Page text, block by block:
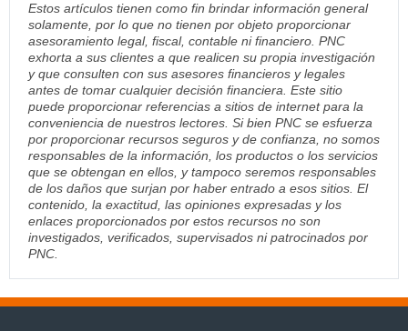
Estos artículos tienen como fin brindar información general
solamente, por lo que no tienen por objeto proporcionar
asesoramiento legal, fiscal, contable ni financiero. PNC
exhorta a sus clientes a que realicen su propia investigación
y que consulten con sus asesores financieros y legales
antes de tomar cualquier decisión financiera. Este sitio
puede proporcionar referencias a sitios de internet para la
conveniencia de nuestros lectores. Si bien PNC se esfuerza
por proporcionar recursos seguros y de confianza, no somos
responsables de la información, los productos o los servicios
que se obtengan en ellos, y tampoco seremos responsables
de los daños que surjan por haber entrado a esos sitios. El
contenido, la exactitud, las opiniones expresadas y los
enlaces proporcionados por estos recursos no son
investigados, verificados, supervisados ni patrocinados por
PNC.